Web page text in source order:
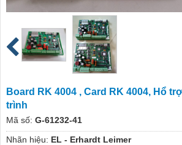
Board RK 4004 , Card RK 4004, Hổ
trình
Mã số: G-61232-41
Nhãn hiệu: EL - Erhardt Leimer